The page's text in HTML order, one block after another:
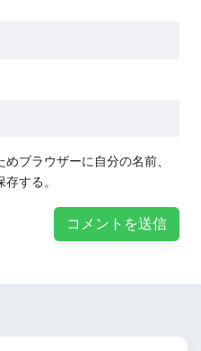
ブラウザーに自分の名前、
する。